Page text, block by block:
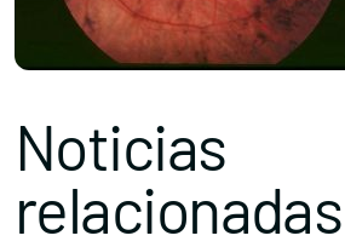
Noticias
relacionadas